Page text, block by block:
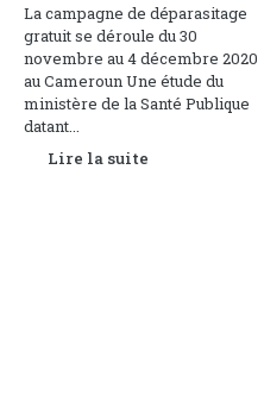
La campagne de déparasitage
gratuit se déroule du 30
novembre au 4 décembre 2020
au Cameroun Une étude du
ministère de la Santé Publique
datant...
Lire la suite